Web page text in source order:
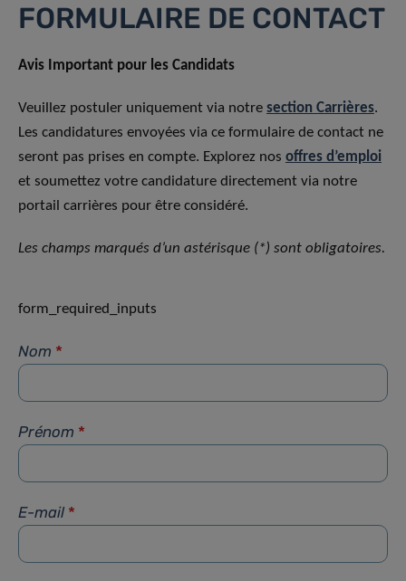
FORMULAIRE DE CONTACT
Avis Important pour les Candidats
Veuillez postuler uniquement via notre section Carrières.
Les candidatures envoyées via ce formulaire de contact ne
seront pas prises en compte. Explorez nos offres d’emploi
et soumettez votre candidature directement via notre
portail carrières pour être considéré.
Les champs marqués d’un astérisque (*) sont obligatoires.
form_required_inputs
Nom *
Prénom *
E-mail *